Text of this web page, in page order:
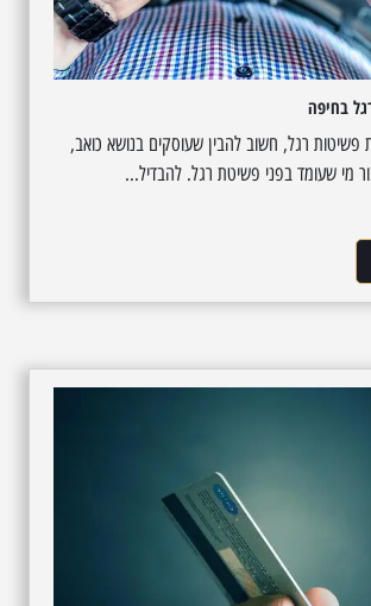
בחיפה
פשיטות רגל, חשוב להבין שעוסקים בנושא כואב,
מי שעומד בפני פשיטת רגל. להבדיל...